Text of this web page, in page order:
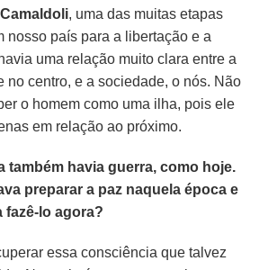
, uma das muitas etapas
nosso país para a libertação e a
uma relação muito clara entre a
no centro, e a sociedade, o nós. Não
o homem como uma ilha, pois ele
em relação ao próximo.
também havia guerra, como hoje.
preparar a paz naquela época e
fazê-lo agora?
essa consciência que talvez